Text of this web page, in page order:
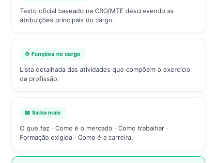
Texto oficial baseado na CBO/MTE descrevendo as
atribuições principais do cargo.
⚙️ Funções no cargo
Lista detalhada das atividades que compõem o exercício
da profissão.
📖 Saiba mais
O que faz · Como é o mercado · Como trabalhar ·
Formação exigida · Como é a carreira.